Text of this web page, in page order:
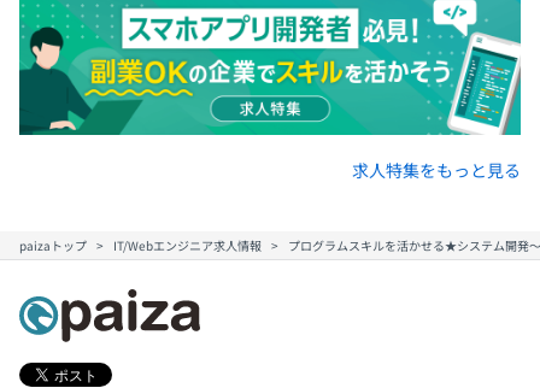
求人特集をもっと見る
paizaトップ IT/Webエンジニア求人情報 プログラムスキルを活かせる★システム開発